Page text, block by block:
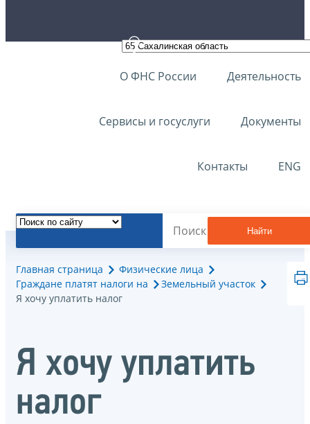
О ФНС России Деятельность
Сервисы и госуслуги Документы
Контакты ENG
Найти
Главная страница
Физические лица
Граждане платят налоги на
Земельный участок
Я хочу уплатить налог
Я хочу уплатить
налог